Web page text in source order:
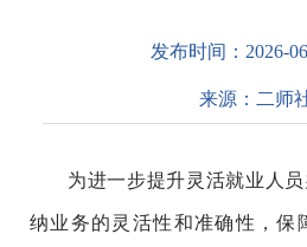
发布时间： 2026-
来源： 二师
为进一步提升灵活就业人
纳业务的灵活性和准确性，保